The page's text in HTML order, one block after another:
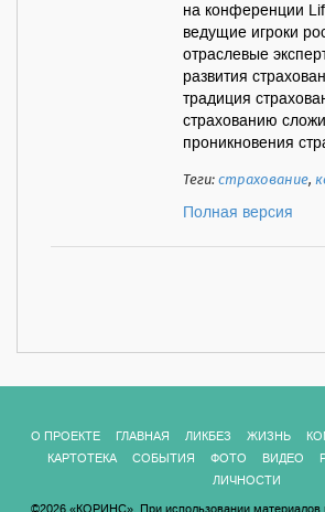
на конференции
ведущие игроки
отраслевые
развития
традиция
страхованию
проникновения
Теги:страхование,
Полная версия
О ПРОЕКТЕ ГЛАВНАЯ ЛИКБЕЗ ЖИЗНЬ
КАРТОТЕКА
СОБЫТИЯ ФОТО ВИДЕО
ЛИЧНОСТИ